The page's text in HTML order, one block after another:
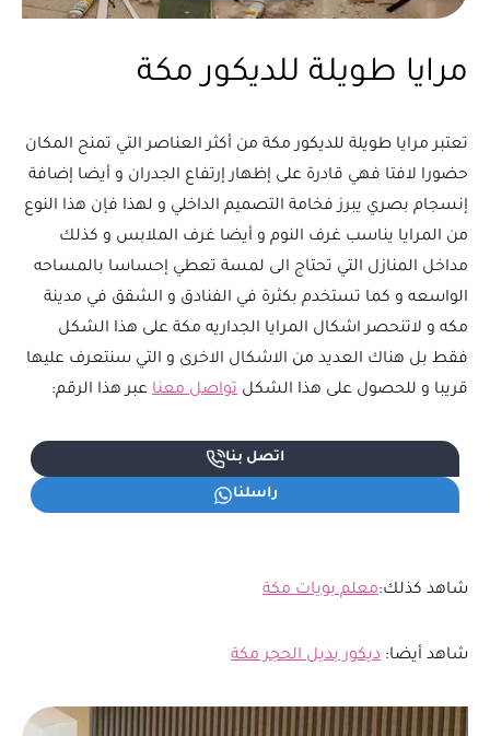
مرايا طويلة للديكور مكة
تعتبر مرايا طويلة للديكور مكة من أكثر العناصر التي تمنح المكان
حضورا لافتا فهي قادرة على إظهار إرتفاع الجدران و أيضا إضافة
إنسجام بصري يبرز فخامة التصميم الداخلي و لهذا فإن هذا النوع
من المرايا يناسب غرف النوم و أيضا غرف الملابس و كذلك
مداخل المنازل التي تحتاج الى لمسة تعطي إحساسا بالمساحه
الواسعه و كما تستخدم بكثرة في الفنادق و الشقق في مدينة
مكه و لاتنحصر اشكال المرايا الجداريه مكة على هذا الشكل
فقط بل هناك العديد من الاشكال الاخرى و التي سنتعرف عليها
قريبا و للحصول على هذا الشكل تواصل معنا عبر هذا الرقم:
اتصل بنا
راسلنا
شاهد كذلك:معلم بويات مكة
شاهد أيضا: ديكور بديل الحجر مكة